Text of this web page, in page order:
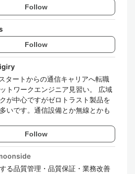
Follow
Follow
タートからの通信キャリアへ転職
トワークエンジニア見習い。 広域
が中心ですがゼロトラスト製品を
いです。通信設備とか無線とかも
Follow
る品質管理・品質保証・業務改善